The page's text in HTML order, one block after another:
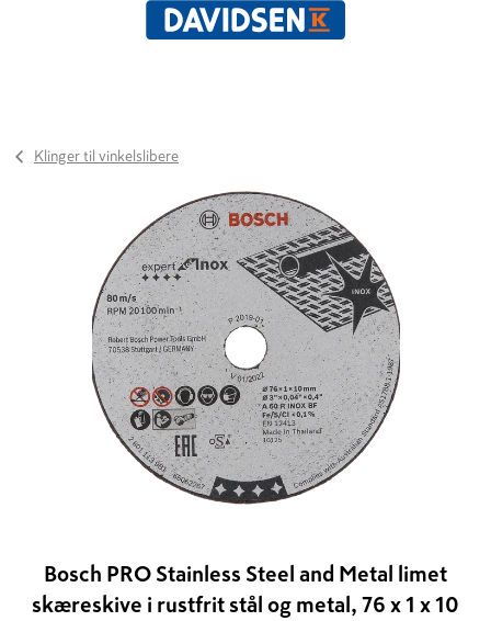
Klinger til vinkelslibere
Bosch PRO Stainless Steel and Metal limet
skæreskive i rustfrit stål og metal, 76 x 1 x 10